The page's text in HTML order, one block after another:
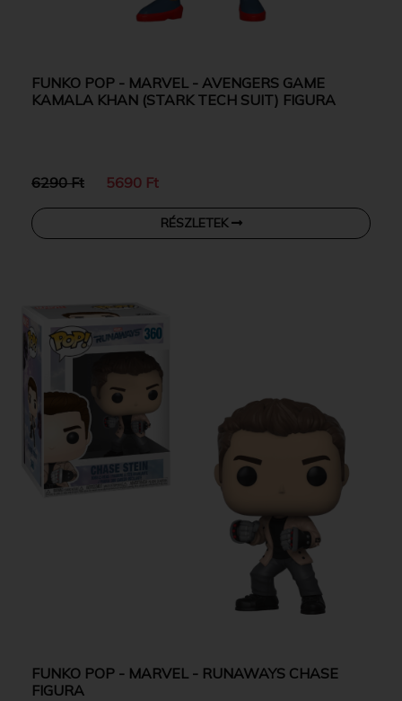
FUNKO POP - MARVEL - AVENGERS GAME
KAMALA KHAN (STARK TECH SUIT) FIGURA
6290 Ft 5690 Ft
RÉSZLETEK
FUNKO POP - MARVEL - RUNAWAYS CHASE
FIGURA